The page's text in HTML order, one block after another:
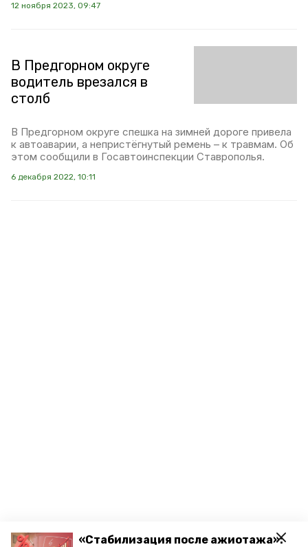
«Стабилизация после ажиотажа»:
12 ноября 2023, 09:47
В Предгорном округе
водитель врезался в
столб
В Предгорном округе спешка на зимней дороге привела
к автоаварии, а непристёгнутый ремень – к травмам. Об
этом сообщили в Госавтоинспекции Ставрополья.
6 декабря 2022, 10:11